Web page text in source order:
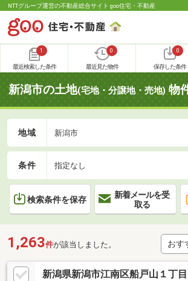
NTTグループ運営の不動産総合サイト goo住宅・不動産
1
最近検索した条件
0
最近見た物件
0
保存した条件
新潟市の土地(宅地・分譲地・売地) 物
地域 新潟市
条件 指定なし
検索条件を保存
新着メールを受
取る
1,263件が該当しました。
新潟県新潟市江南区船戸山１丁